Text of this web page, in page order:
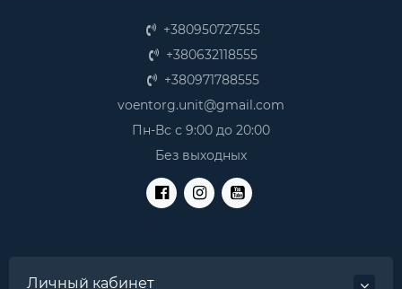
+380950727555
+380632118555
+380971788555
voentorg.unit@gmail.com
Пн-Вс с 9:00 до 20:00
Без выходных
Личный кабинет